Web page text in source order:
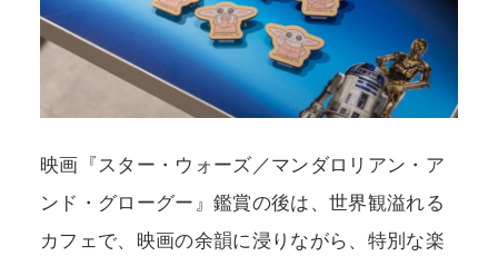
映画『スター・ウォーズ／マンダロリアン・ア
ンド・グローグー』鑑賞の後は、世界観溢れる
カフェで、映画の余韻に浸りながら、特別な楽